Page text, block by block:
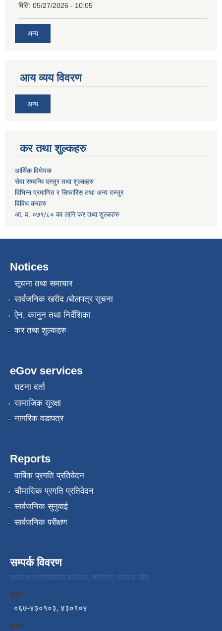
मिति: 05/27/2026 - 10:05
अन्य
आय व्यय विवरण
अन्य
कर तथा शुल्कहरु
आर्थिक विधेयक
सेवा सम्वन्धि दस्तुर तथा शुल्कहरु
विभिन्न प्रमाणित र सिफारिस तथा अन्य दस्तुर
विविध करहरु
आ. व. ०७९/८० का लागि कर तथा शुल्कहरु
Notices
सूचना तथा समाचार
सार्वजनिक खरीद /बोलपत्र सूचना
ऐन, कानुन तथा निर्देशिका
कर तथा शुल्कहरु
eGov services
घटना दर्ता
सामाजिक सुरक्षा
नागरिक वडापत्र
Reports
वार्षिक प्रगति प्रतिवेदन
चौमासिक प्रगति प्रतिवेदन
सार्वजनिक सुनुवाई
सार्वजनिक परीक्षण
सम्पर्क विवरण
फलेवास नगरपालिकाको कार्यालय, खानिगाउँ, फलेवास पर्बत
फोन:
०६७-४३०१०३, ४३०१०४
इमेल: